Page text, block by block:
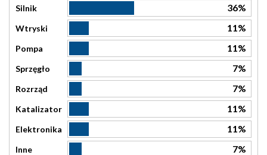
Silnik 36%
Wtryski 11%
Pompa 11%
Sprzęgło 7%
Rozrząd 7%
Katalizator 11%
Elektronika 11%
Inne 7%